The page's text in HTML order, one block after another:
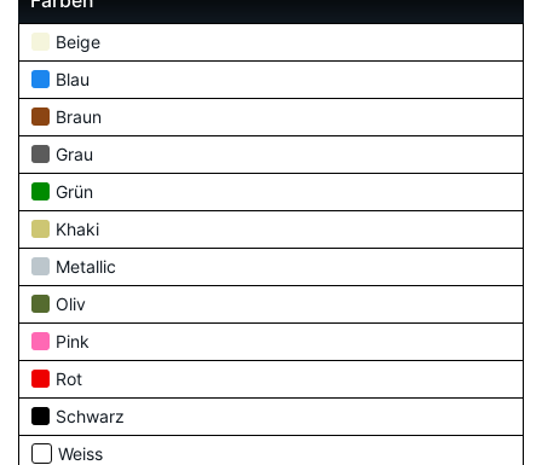
Beige
Blau
Braun
Grau
Grün
Khaki
Metallic
Oliv
Pink
Rot
Schwarz
Weiss